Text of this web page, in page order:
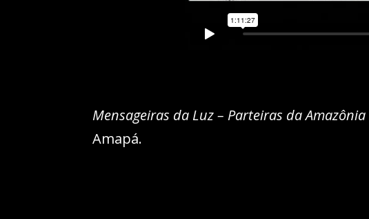
Mensageiras da Luz – Parteiras da Amazônia
Amapá.